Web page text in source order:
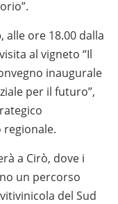
, alle ore 18.00 dalla
al vigneto “Il
inaugurale
per il futuro”,
regionale.
a Cirò, dove i
un percorso
del Sud